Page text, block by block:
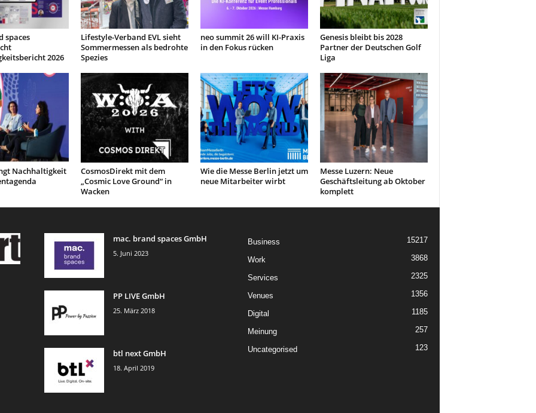
spaces
2026
Lifestyle-Verband EVL sieht
Sommermessen als bedrohte
Spezies
neo summit 26 will KI-Praxis
in den Fokus rücken
Genesis bleibt bis 2028
Partner der Deutschen Golf
Liga
Nachhaltigkeit
CosmosDirekt mit dem
„Cosmic Love Ground“ in
Wacken
Wie die Messe Berlin jetzt um
neue Mitarbeiter wirbt
Messe Luzern: Neue
Geschäftsleitung ab Oktober
komplett
mac. brand spaces GmbH
5. Juni 2023
PP LIVE GmbH
25. März 2018
btl next GmbH
18. April 2019
Business 15217
Work 3868
Services 2325
Venues 1356
Digital 1185
Meinung 257
Uncategorised 123